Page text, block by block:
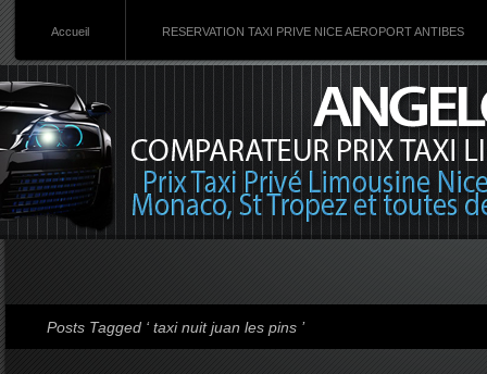
Accueil RESERVATION TAXI PRIVE NICE AEROPORT ANTIBES
Posts Tagged ‘ taxi nuit juan les pins ’